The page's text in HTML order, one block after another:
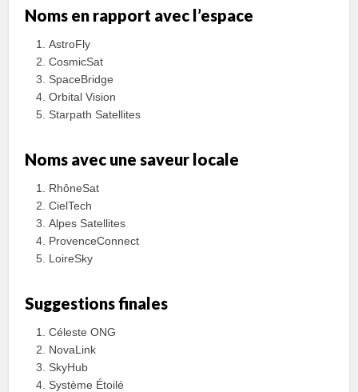
Noms en rapport avec l’espace
AstroFly
CosmicSat
SpaceBridge
Orbital Vision
Starpath Satellites
Noms avec une saveur locale
RhôneSat
CielTech
Alpes Satellites
ProvenceConnect
LoireSky
Suggestions finales
Céleste ONG
NovaLink
SkyHub
Système Étoilé